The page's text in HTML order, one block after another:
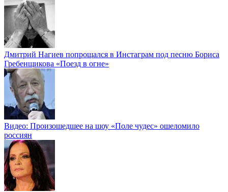
Дмитрий Нагиев попрощался в Инстаграм под песню Бориса
Гребенщикова «Поезд в огне»
Видео: Произошедшее на шоу «Поле чудес» ошеломило
россиян